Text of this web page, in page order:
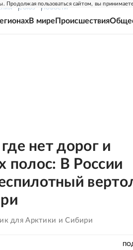
Продолжая пользоваться сайтом, вы
СОЮЗ НОВОСТИ
В мире Происшествия
нет дорог и
полос: В России
для Арктики и Сибири